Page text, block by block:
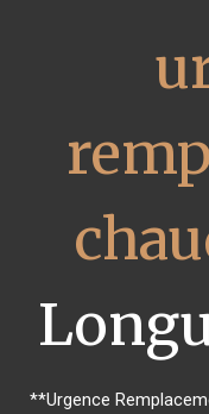
**Urgence